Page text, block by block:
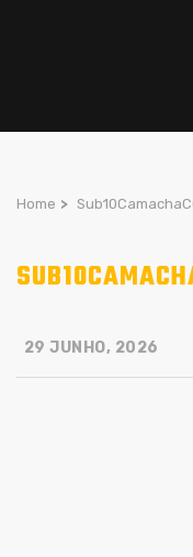
Home >
29 JUNHO, 2026